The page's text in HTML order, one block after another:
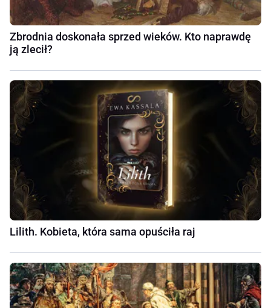
Zbrodnia doskonała sprzed wieków. Kto naprawdę
ją zlecił?
Lilith. Kobieta, która sama opuściła raj